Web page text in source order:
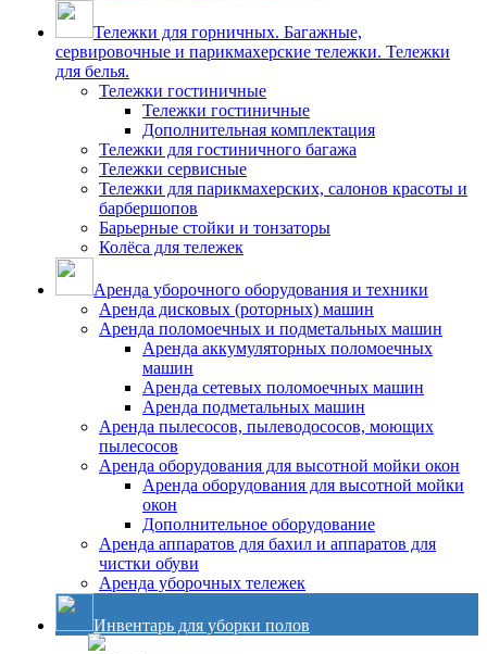
Тележки для горничных. Багажные,
сервировочные и парикмахерские тележки. Тележки
для белья.
Тележки гостиничные
Тележки гостиничные
Дополнительная комплектация
Тележки для гостиничного багажа
Тележки сервисные
Тележки для парикмахерских, салонов красоты и
барбершопов
Барьерные стойки и тонзаторы
Колёса для тележек
Аренда уборочного оборудования и техники
Аренда дисковых (роторных) машин
Аренда поломоечных и подметальных машин
Аренда аккумуляторных поломоечных
машин
Аренда сетевых поломоечных машин
Аренда подметальных машин
Аренда пылесосов, пылеводососов, моющих
пылесосов
Аренда оборудования для высотной мойки окон
Аренда оборудования для высотной мойки
окон
Дополнительное оборудование
Аренда аппаратов для бахил и аппаратов для
чистки обуви
Аренда уборочных тележек
Инвентарь для уборки полов